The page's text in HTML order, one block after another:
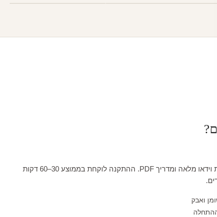
כל טפט מגיע עם הדרכת וידאו מלאה ומדריך PDF. ההתקנה לוקחת בממוצע 30–60 דקות
ואבק